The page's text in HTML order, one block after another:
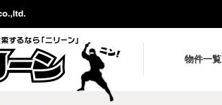
物件一覧